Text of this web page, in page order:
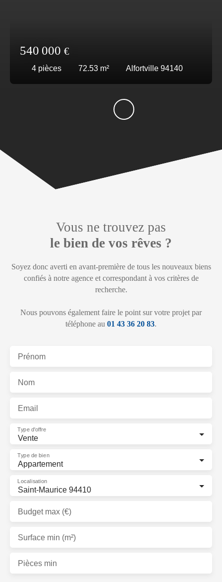
540 000 €
4 pièces 72.53 m² Alfortville 94140
Vous ne trouvez pas
le bien de vos rêves ?
Soyez donc averti en avant-première de tous les nouveaux biens
confiés à notre agence et correspondant à vos critères de
recherche.
Nous pouvons également faire le point sur votre projet par
téléphone au 01 43 36 20 83.
Prénom
Nom
Email
Vente
Type d'offre
Appartement
Type de bien
Saint-Maurice 94410
Localisation
Budget max (€)
Surface min (m²)
Pièces min